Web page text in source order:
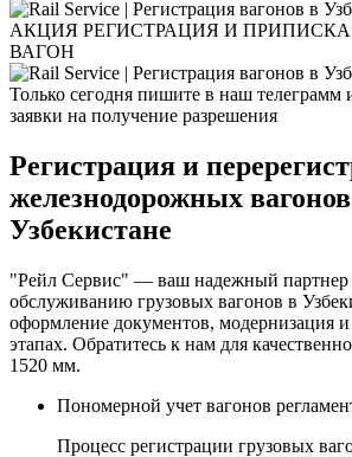
АКЦИЯ РЕГИСТРАЦИЯ И ПРИПИСКА
ВАГОН
Только сегодня пишите в наш телеграмм
заявки на получение разрешения
Регистрация и
железнодорожных
Узбекистане
"Рейл Сервис" — ваш надежный партнер
обслуживанию грузовых вагонов в
оформление документов, модернизация
этапах. Обратитесь к нам для
1520 мм.
Пономерной учет вагонов
Процесс регистрации грузовых